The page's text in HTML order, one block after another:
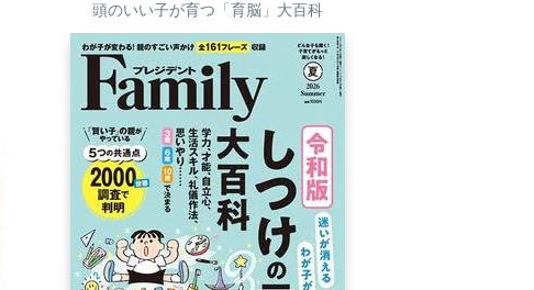
頭のいい子が育つ「育脳」大百科